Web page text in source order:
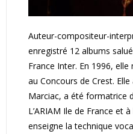
Auteur-compositeur-
enregistré 12 albums
France Inter. En 1996,
au Concours de Crest.
Marciac, a été formatrice
L’ARIAM Ile de France et
enseigne la technique